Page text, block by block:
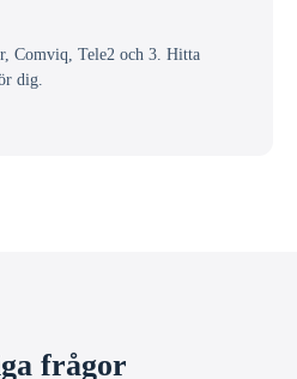
Comviq, Tele2 och 3. Hitta
dig.
frågor